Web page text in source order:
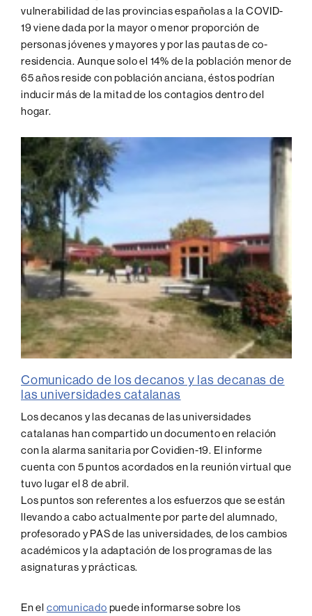
vulnerabilidad de las provincias españolas a la COVID-
19 viene dada por la mayor o menor proporción de
personas jóvenes y mayores y por las pautas de co-
residencia. Aunque solo el 14% de la población menor de
65 años reside con población anciana, éstos podrían
inducir más de la mitad de los contagios dentro del
hogar.
Comunicado de los decanos y las decanas de
las universidades catalanas
Los decanos y las decanas de las universidades
catalanas han compartido un documento en relación
con la alarma sanitaria por Covidien-19. El informe
cuenta con 5 puntos acordados en la reunión virtual que
tuvo lugar el 8 de abril.
Los puntos son referentes a los esfuerzos que se están
llevando a cabo actualmente por parte del alumnado,
profesorado y PAS de las universidades, de los cambios
académicos y la adaptación de los programas de las
asignaturas y prácticas.
En el comunicado puede informarse sobre los